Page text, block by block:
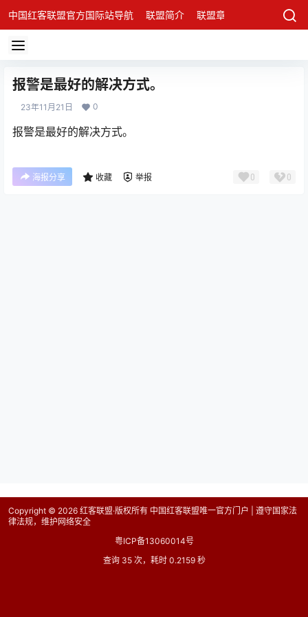
中国红客联盟官方国际站导航 联盟简介 联盟章程 联盟架构
报警是最好的解决方式。
23年11月21日 0
报警是最好的解决方式。
海报分享 收藏 举报 0 0
Copyright © 2026 红客联盟·版权所有 中国红客联盟唯一官方门户 | 遵守国家法
律法规，维护网络安全
粤ICP备13060014号
查询 35 次，耗时 0.2159 秒